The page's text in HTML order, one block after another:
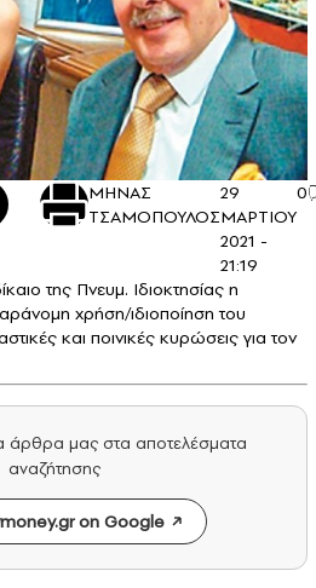
ΜΗΝΑΣ
ΤΣΑΜΟΠΟΥΛΟΣ
29
ΜΑΡΤΙΟΥ
2021 -
21:19
0
της Πνευμ. Ιδιοκτησίας η
χρήση/ιδιοποίηση του
και ποινικές κυρώσεις για τον
άρθρα μας στα αποτελέσματα
αναζήτησης
on Google